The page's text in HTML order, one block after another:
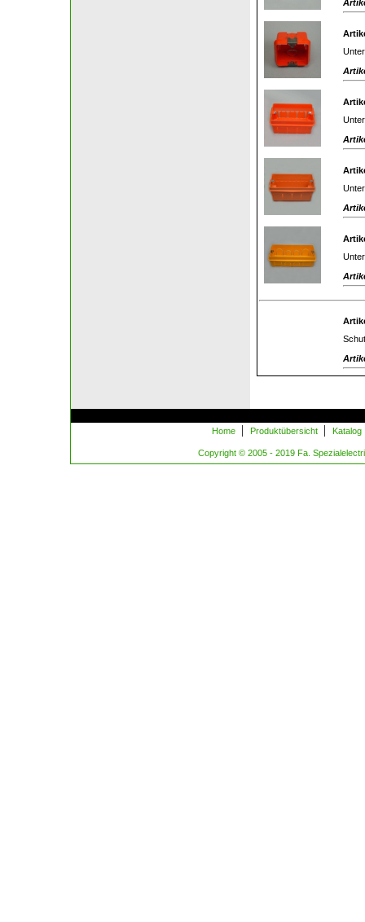
Home | Produktübersicht | Katalog
Copyright © 2005 - 2019 Fa.